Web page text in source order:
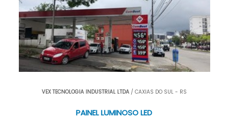
VEX TECNOLOGIA INDUSTRIAL LTDA/ CAXIAS DO SUL - RS
PAINEL LUMINOSO LED